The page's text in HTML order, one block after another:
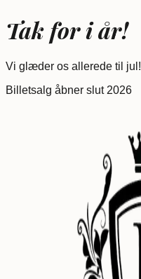
Tak for i år!
Vi glæder os allerede til jul!
Billetsalg åbner slut 2026